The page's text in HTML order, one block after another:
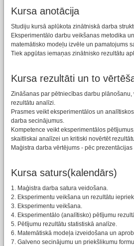
Kursa anotācija
Studiju kursā aplūkota zinātniskā darba
Eksperimentālo darbu veikšanas metodika
matemātisko modeļu izvēle un pamatojums
Tiek apgūtas iemaņas zinātnisko rezultātu
Kursa rezultāti un to
Zināšanas par pētniecības darbu plānošanu,
rezultātu analīzi.
Prasmes veikt eksperimentālos un
darba secinājumus.
Kompetence veikt eksperimentālos
skaitliskai analīzei un kritiski novērtēt
Maģistra darba vērtējums - pēc
Kursa saturs(kalendārs)
1. Maģistra darba satura veidošana.
2. Eksperimentu veikšana un rezultātu
3. Eksperimentu veikšana.
4. Eksperimentālo (analītisko) pētījumu
5. Pētījumu rezultātu statistiskā analīze.
6. Matemātiskā modeļa izveidošana un
7. Galveno secinājumu un priekšlikumu